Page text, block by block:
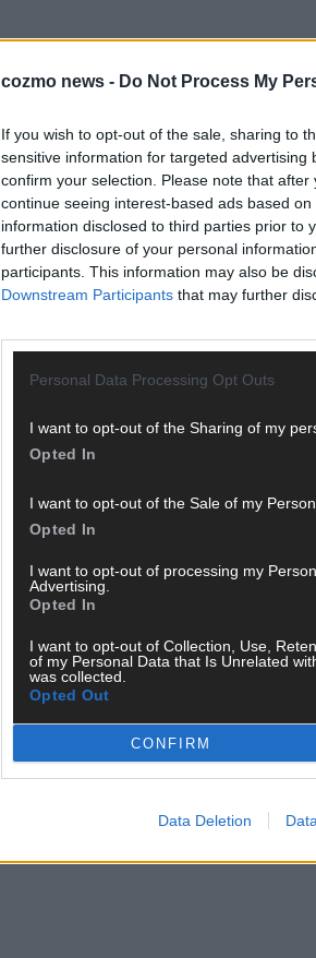
cozmo news - Do Not Process My
If you wish to opt-out of the sale, sharing to
sensitive information for targeted
confirm your selection. Please note that
continue seeing interest-based ads based
information disclosed to third parties prior to
further disclosure of your personal
participants. This information may also be
Downstream Participants that may further
Personal Data Processing Opt Outs
I want to opt-out of the Sharing of my
Opted In
I want to opt-out of the Sale of my
Opted In
I want to opt-out of processing my
Advertising.
Opted In
I want to opt-out of Collection, Use,
of my Personal Data that Is Unrelated
was collected.
Opted Out
CONFIRM
Data Deletion